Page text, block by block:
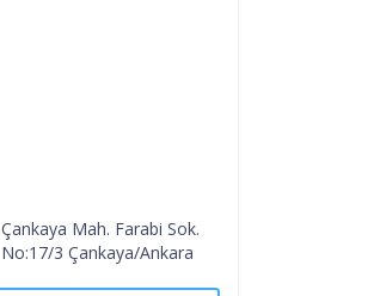
Çankaya Mah. Farabi Sok.
No:17/3 Çankaya/Ankara